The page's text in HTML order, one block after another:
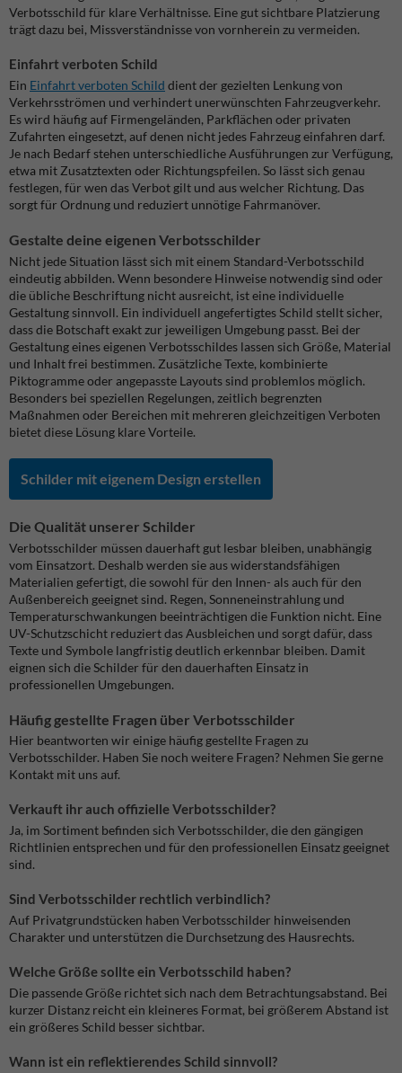
Verbotsschild für klare Verhältnisse. Eine gut sichtbare Platzierung
trägt dazu bei, Missverständnisse von vornherein zu vermeiden.
Einfahrt verboten Schild
Ein Einfahrt verboten Schild dient der gezielten Lenkung von
Verkehrsströmen und verhindert unerwünschten Fahrzeugverkehr.
Es wird häufig auf Firmengeländen, Parkflächen oder privaten
Zufahrten eingesetzt, auf denen nicht jedes Fahrzeug einfahren darf.
Je nach Bedarf stehen unterschiedliche Ausführungen zur Verfügung,
etwa mit Zusatztexten oder Richtungspfeilen. So lässt sich genau
festlegen, für wen das Verbot gilt und aus welcher Richtung. Das
sorgt für Ordnung und reduziert unnötige Fahrmanöver.
Gestalte deine eigenen Verbotsschilder
Nicht jede Situation lässt sich mit einem Standard-Verbotsschild
eindeutig abbilden. Wenn besondere Hinweise notwendig sind oder
die übliche Beschriftung nicht ausreicht, ist eine individuelle
Gestaltung sinnvoll. Ein individuell angefertigtes Schild stellt sicher,
dass die Botschaft exakt zur jeweiligen Umgebung passt. Bei der
Gestaltung eines eigenen Verbotsschildes lassen sich Größe, Material
und Inhalt frei bestimmen. Zusätzliche Texte, kombinierte
Piktogramme oder angepasste Layouts sind problemlos möglich.
Besonders bei speziellen Regelungen, zeitlich begrenzten
Maßnahmen oder Bereichen mit mehreren gleichzeitigen Verboten
bietet diese Lösung klare Vorteile.
Schilder mit eigenem Design erstellen
Die Qualität unserer Schilder
Verbotsschilder müssen dauerhaft gut lesbar bleiben, unabhängig
vom Einsatzort. Deshalb werden sie aus widerstandsfähigen
Materialien gefertigt, die sowohl für den Innen- als auch für den
Außenbereich geeignet sind. Regen, Sonneneinstrahlung und
Temperaturschwankungen beeinträchtigen die Funktion nicht. Eine
UV-Schutzschicht reduziert das Ausbleichen und sorgt dafür, dass
Texte und Symbole langfristig deutlich erkennbar bleiben. Damit
eignen sich die Schilder für den dauerhaften Einsatz in
professionellen Umgebungen.
Häufig gestellte Fragen über Verbotsschilder
Hier beantworten wir einige häufig gestellte Fragen zu
Verbotsschilder. Haben Sie noch weitere Fragen? Nehmen Sie gerne
Kontakt mit uns auf.
Verkauft ihr auch offizielle Verbotsschilder?
Ja, im Sortiment befinden sich Verbotsschilder, die den gängigen
Richtlinien entsprechen und für den professionellen Einsatz geeignet
sind.
Sind Verbotsschilder rechtlich verbindlich?
Auf Privatgrundstücken haben Verbotsschilder hinweisenden
Charakter und unterstützen die Durchsetzung des Hausrechts.
Welche Größe sollte ein Verbotsschild haben?
Die passende Größe richtet sich nach dem Betrachtungsabstand. Bei
kurzer Distanz reicht ein kleineres Format, bei größerem Abstand ist
ein größeres Schild besser sichtbar.
Wann ist ein reflektierendes Schild sinnvoll?